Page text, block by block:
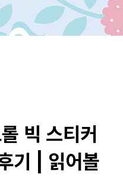
빅 스티커
기 | 읽어볼